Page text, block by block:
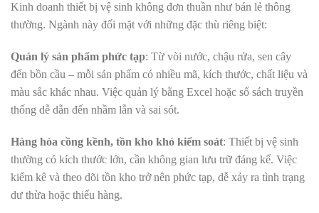
Kinh doanh thiết bị vệ sinh không đơn thuần như bán lẻ thông
thường. Ngành này đối mặt với những đặc thù riêng biệt:
Quản lý sản phẩm phức tạp: Từ vòi nước, chậu rửa, sen cây
đến bồn cầu – mỗi sản phẩm có nhiều mã, kích thước, chất liệu và
màu sắc khác nhau. Việc quản lý bằng Excel hoặc sổ sách truyền
thống dễ dẫn đến nhầm lẫn và sai sót.
Hàng hóa cồng kềnh, tồn kho khó kiểm soát: Thiết bị vệ sinh
thường có kích thước lớn, cần không gian lưu trữ đáng kể. Việc
kiểm kê và theo dõi tồn kho trở nên phức tạp, dễ xảy ra tình trạng
dư thừa hoặc thiếu hàng.